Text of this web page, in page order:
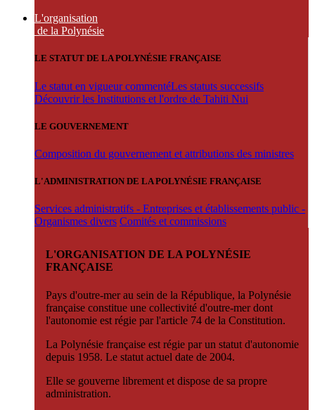
L'organisation
de la Polynésie
LE STATUT DE LA POLYNÉSIE FRANÇAISE
Le statut en vigueur commentéLes statuts successifs
Découvrir les Institutions et l'ordre de Tahiti Nui
LE GOUVERNEMENT
Composition du gouvernement et attributions des ministres
L'ADMINISTRATION DE LA POLYNÉSIE FRANÇAISE
Services administratifs - Entreprises et établissements public -
Organismes divers Comités et commissions
L'ORGANISATION DE LA POLYNÉSIE
FRANÇAISE
Pays d'outre-mer au sein de la République, la Polynésie
française constitue une collectivité d'outre-mer dont
l'autonomie est régie par l'article 74 de la Constitution.
La Polynésie française est régie par un statut d'autonomie
depuis 1958. Le statut actuel date de 2004.
Elle se gouverne librement et dispose de sa propre
administration.